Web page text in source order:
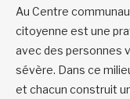
Au Centre
citoyenne est une
avec des personnes
sévère. Dans ce
et chacun construit